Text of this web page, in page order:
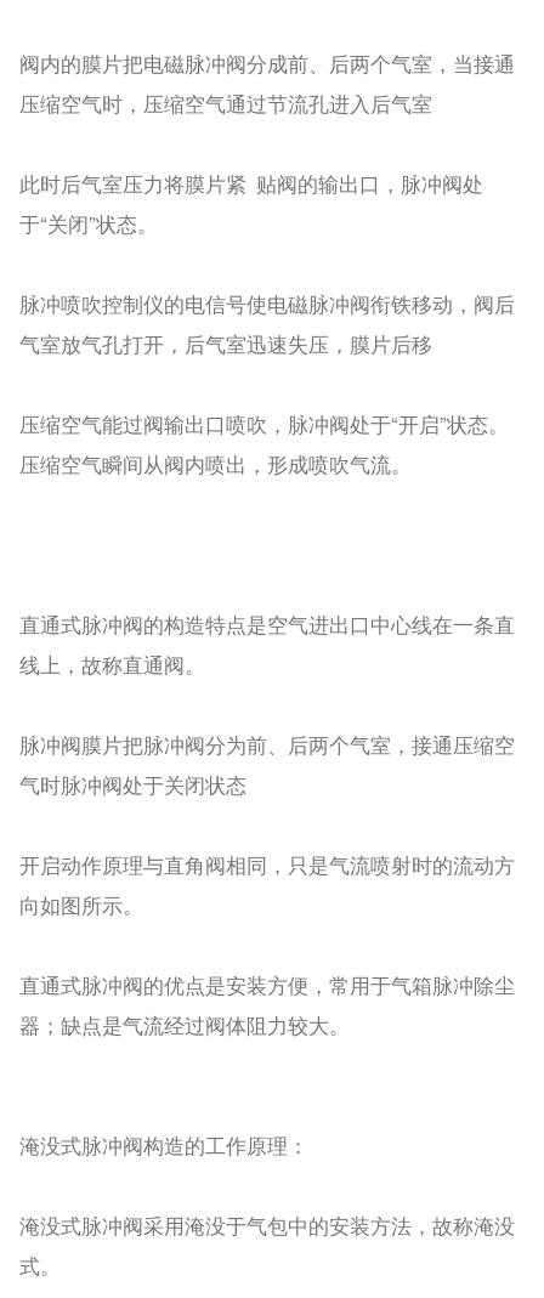
阀内的膜片把电磁脉冲阀分成前、后两个气室，当接通
压缩空气时，压缩空气通过节流孔进入后气室
此时后气室压力将膜片紧 贴阀的输出口，脉冲阀处
于“关闭”状态。
脉冲喷吹控制仪的电信号使电磁脉冲阀衔铁移动，阀后
气室放气孔打开，后气室迅速失压，膜片后移
压缩空气能过阀输出口喷吹，脉冲阀处于“开启”状态。
压缩空气瞬间从阀内喷出，形成喷吹气流。
直通式脉冲阀的构造特点是空气进出口中心线在一条直
线上，故称直通阀。
脉冲阀膜片把脉冲阀分为前、后两个气室，接通压缩空
气时脉冲阀处于关闭状态
开启动作原理与直角阀相同，只是气流喷射时的流动方
向如图所示。
直通式脉冲阀的优点是安装方便，常用于气箱脉冲除尘
器；缺点是气流经过阀体阻力较大。
淹没式脉冲阀构造的工作原理：
淹没式脉冲阀采用淹没于气包中的安装方法，故称淹没
式。